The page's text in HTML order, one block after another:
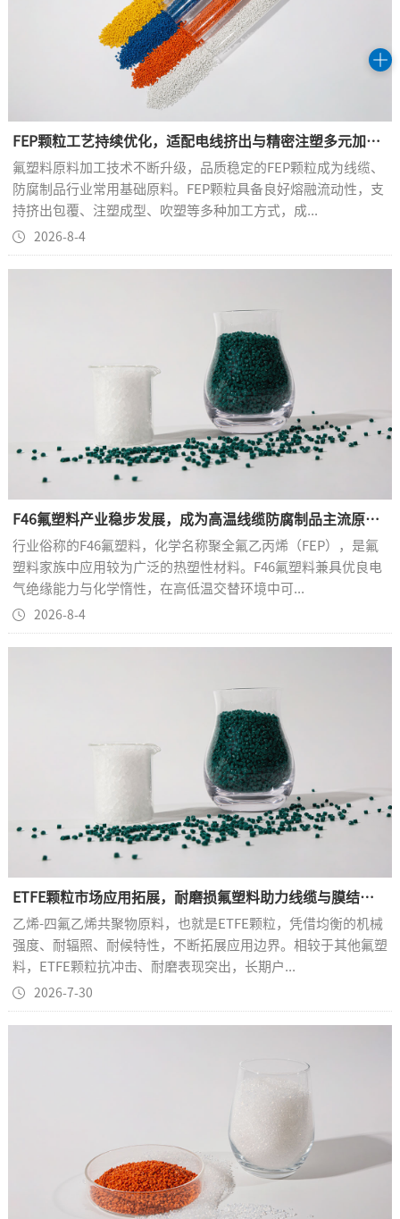
FEP颗粒工艺持续优化，适配电线挤出与精密注塑多元加工需求
氟塑料原料加工技术不断升级，品质稳定的FEP颗粒成为线缆、
防腐制品行业常用基础原料。FEP颗粒具备良好熔融流动性，支
持挤出包覆、注塑成型、吹塑等多种加工方式，成...
2026-8-4
F46氟塑料产业稳步发展，成为高温线缆防腐制品主流原料之一
行业俗称的F46氟塑料，化学名称聚全氟乙丙烯（FEP），是氟
塑料家族中应用较为广泛的热塑性材料。F46氟塑料兼具优良电
气绝缘能力与化学惰性，在高低温交替环境中可...
2026-8-4
ETFE颗粒市场应用拓展，耐磨损氟塑料助力线缆与膜结构产业发展
乙烯-四氟乙烯共聚物原料，也就是ETFE颗粒，凭借均衡的机械
强度、耐辐照、耐候特性，不断拓展应用边界。相较于其他氟塑
料，ETFE颗粒抗冲击、耐磨表现突出，长期户...
2026-7-30